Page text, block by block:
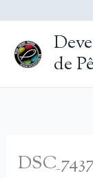
contenu
de